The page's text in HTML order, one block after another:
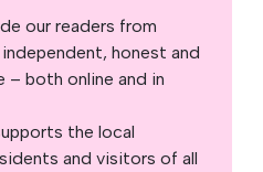
our readers from
honest and
– both online and in
the local
and visitors of all